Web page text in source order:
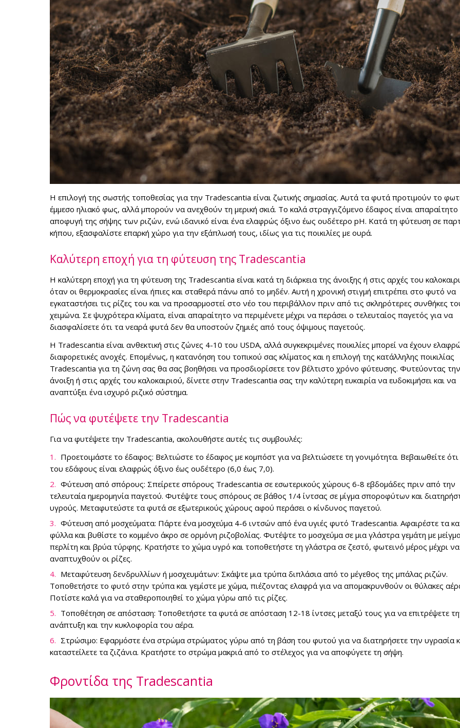
Η επιλογή της σωστής τοποθεσίας για την Tradescantia είναι ζωτικής σημασίας. Αυτά τα φυτά προτιμούν το
έμμεσο ηλιακό φως, αλλά μπορούν να ανεχθούν τη μερική σκιά. Το καλά στραγγιζόμενο έδαφος είναι απαραίτητο
αποφυγή της σήψης των ριζών, ενώ ιδανικό είναι ένα ελαφρώς όξινο έως ουδέτερο pH. Κατά τη φύτευση σε
κήπου, εξασφαλίστε επαρκή χώρο για την εξάπλωσή τους, ιδίως για τις ποικιλίες με ουρά.
Καλύτερη εποχή για τη φύτευση της Tradescantia
Η καλύτερη εποχή για τη φύτευση της Tradescantia είναι κατά τη διάρκεια της άνοιξης ή στις αρχές του
όταν οι θερμοκρασίες είναι ήπιες και σταθερά πάνω από το μηδέν. Αυτή η χρονική στιγμή επιτρέπει στο φυτό να
εγκαταστήσει τις ρίζες του και να προσαρμοστεί στο νέο του περιβάλλον πριν από τις σκληρότερες συνθήκες
χειμώνα. Σε ψυχρότερα κλίματα, είναι απαραίτητο να περιμένετε μέχρι να περάσει ο τελευταίος παγετός για να
διασφαλίσετε ότι τα νεαρά φυτά δεν θα υποστούν ζημιές από τους όψιμους παγετούς.
Η Tradescantia είναι ανθεκτική στις ζώνες 4-10 του USDA, αλλά συγκεκριμένες ποικιλίες μπορεί να έχουν
διαφορετικές ανοχές. Επομένως, η κατανόηση του τοπικού σας κλίματος και η επιλογή της κατάλληλης ποικιλίας
Tradescantia για τη ζώνη σας θα σας βοηθήσει να προσδιορίσετε τον βέλτιστο χρόνο φύτευσης. Φυτεύοντας την
άνοιξη ή στις αρχές του καλοκαιριού, δίνετε στην Tradescantia σας την καλύτερη ευκαιρία να ευδοκιμήσει και να
αναπτύξει ένα ισχυρό ριζικό σύστημα.
Πώς να φυτέψετε την Tradescantia
Για να φυτέψετε την Tradescantia, ακολουθήστε αυτές τις συμβουλές:
Προετοιμάστε το έδαφος: Βελτιώστε το έδαφος με κομπόστ για να βελτιώσετε τη γονιμότητα. Βεβαιωθείτε
του εδάφους είναι ελαφρώς όξινο έως ουδέτερο (6,0 έως 7,0).
Φύτευση από σπόρους: Σπείρετε σπόρους Tradescantia σε εσωτερικούς χώρους 6-8 εβδομάδες πριν από την
τελευταία ημερομηνία παγετού. Φυτέψτε τους σπόρους σε βάθος 1/4 ίντσας σε μίγμα σποροφύτων και
υγρούς. Μεταφυτεύστε τα φυτά σε εξωτερικούς χώρους αφού περάσει ο κίνδυνος παγετού.
Φύτευση από μοσχεύματα: Πάρτε ένα μοσχεύμα 4-6 ιντσών από ένα υγιές φυτό Tradescantia. Αφαιρέστε τα
φύλλα και βυθίστε το κομμένο άκρο σε ορμόνη ριζοβολίας. Φυτέψτε το μοσχεύμα σε μια γλάστρα γεμάτη με
περλίτη και βρύα τύρφης. Κρατήστε το χώμα υγρό και τοποθετήστε τη γλάστρα σε ζεστό, φωτεινό μέρος μέχρι να
αναπτυχθούν οι ρίζες.
Μεταφύτευση δενδρυλλίων ή μοσχευμάτων: Σκάψτε μια τρύπα διπλάσια από το μέγεθος της μπάλας ριζών.
Τοποθετήστε το φυτό στην τρύπα και γεμίστε με χώμα, πιέζοντας ελαφρά για να απομακρυνθούν οι θύλακες
Ποτίστε καλά για να σταθεροποιηθεί το χώμα γύρω από τις ρίζες.
Τοποθέτηση σε απόσταση: Τοποθετήστε τα φυτά σε απόσταση 12-18 ίντσες μεταξύ τους για να επιτρέψετε
ανάπτυξη και την κυκλοφορία του αέρα.
Στρώσιμο: Εφαρμόστε ένα στρώμα στρώματος γύρω από τη βάση του φυτού για να διατηρήσετε την υγρασία
καταστείλετε τα ζιζάνια. Κρατήστε το στρώμα μακριά από το στέλεχος για να αποφύγετε τη σήψη.
Φροντίδα της Tradescantia